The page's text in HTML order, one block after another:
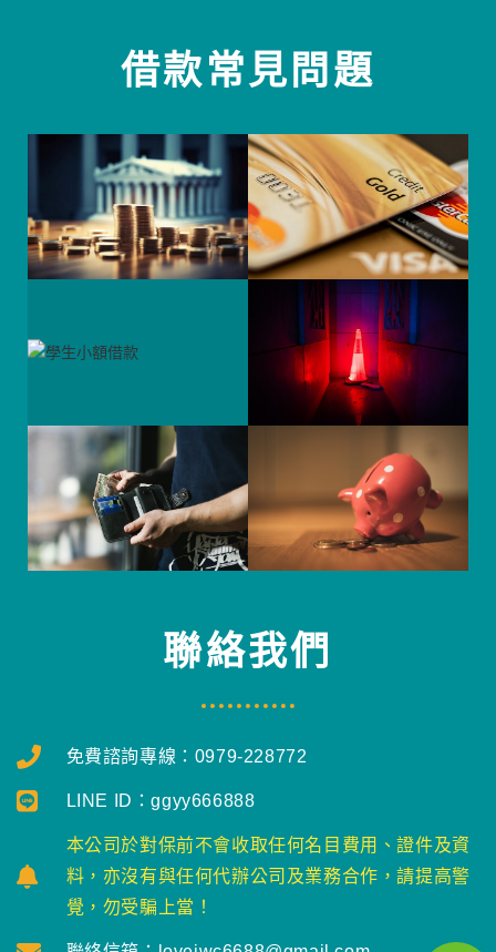
借款常見問題
聯絡我們
免費諮詢專線：0979-228772
LINE ID：ggyy666888
本公司於對保前不會收取任何名目費用、證件及資
料，亦沒有與任何代辦公司及業務合作，請提高警
覺，勿受騙上當！